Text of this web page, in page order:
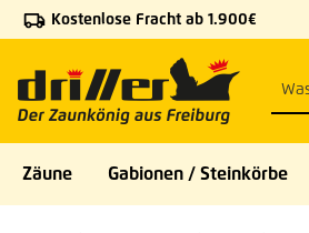
Hauptinhalt springen
Zur Suche springen
Zur Hauptnavigation springen
Kostenlose Fracht ab 1.900€
Zäune Gabionen / Steinkörbe